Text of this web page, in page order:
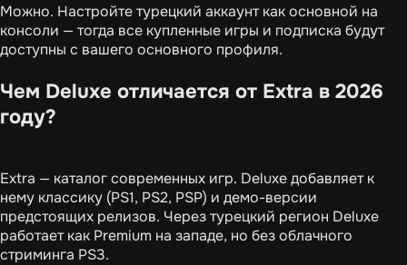
Можно. Настройте турецкий аккаунт как основной на
консоли — тогда все купленные игры и подписка будут
доступны с вашего основного профиля.
Чем Deluxe отличается от Extra в 2026
году?
Extra — каталог современных игр. Deluxe добавляет к
нему классику (PS1, PS2, PSP) и демо-версии
предстоящих релизов. Через турецкий регион Deluxe
работает как Premium на западе, но без облачного
стриминга PS3.